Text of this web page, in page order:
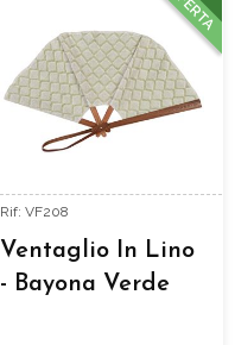
Rif: VF208
Ventaglio In Lino
- Bayona Verde